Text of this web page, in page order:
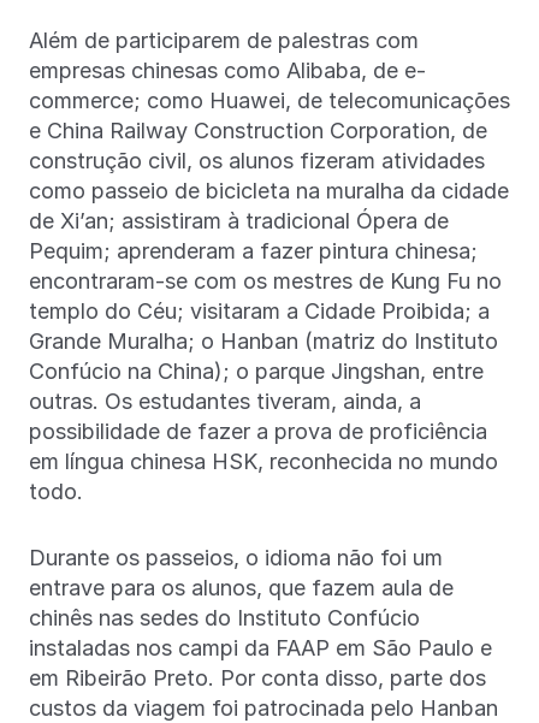
Além de participarem de palestras com
empresas chinesas como Alibaba, de e-
commerce; como Huawei, de telecomunicações
e China Railway Construction Corporation, de
construção civil, os alunos fizeram atividades
como passeio de bicicleta na muralha da cidade
de Xi’an; assistiram à tradicional Ópera de
Pequim; aprenderam a fazer pintura chinesa;
encontraram-se com os mestres de Kung Fu no
templo do Céu; visitaram a Cidade Proibida; a
Grande Muralha; o Hanban (matriz do Instituto
Confúcio na China); o parque Jingshan, entre
outras. Os estudantes tiveram, ainda, a
possibilidade de fazer a prova de proficiência
em língua chinesa HSK, reconhecida no mundo
todo.
Durante os passeios, o idioma não foi um
entrave para os alunos, que fazem aula de
chinês nas sedes do Instituto Confúcio
instaladas nos campi da FAAP em São Paulo e
em Ribeirão Preto. Por conta disso, parte dos
custos da viagem foi patrocinada pelo Hanban